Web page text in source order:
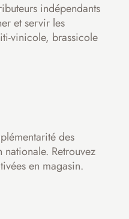
indépendants
et servir les
vinicole, brassicole
des
Retrouvez
en magasin.